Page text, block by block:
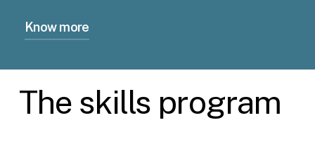
Know more
de leur Titre.
The skills program